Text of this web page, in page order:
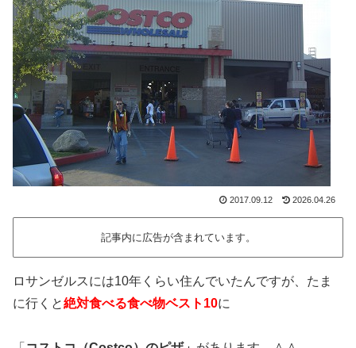
2017.09.12 2026.04.26
記事内に広告が含まれています。
ロサンゼルスには10年くらい住んでいたんですが、たま
に行くと絶対食べる食べ物ベスト10に